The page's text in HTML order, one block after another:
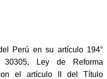
Perú en su artículo 194°
Ley de Reforma
el artículo II del Título